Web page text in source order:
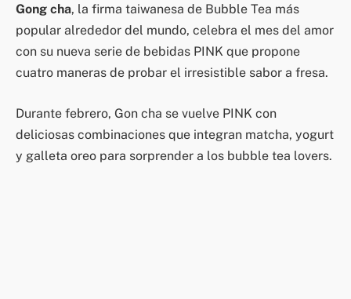
Gong cha, la firma taiwanesa de Bubble Tea más
popular alrededor del mundo, celebra el mes del amor
con su nueva serie de bebidas PINK que propone
cuatro maneras de probar el irresistible sabor a fresa.
Durante febrero, Gon cha se vuelve PINK con
deliciosas combinaciones que integran matcha, yogurt
y galleta oreo para sorprender a los bubble tea lovers.